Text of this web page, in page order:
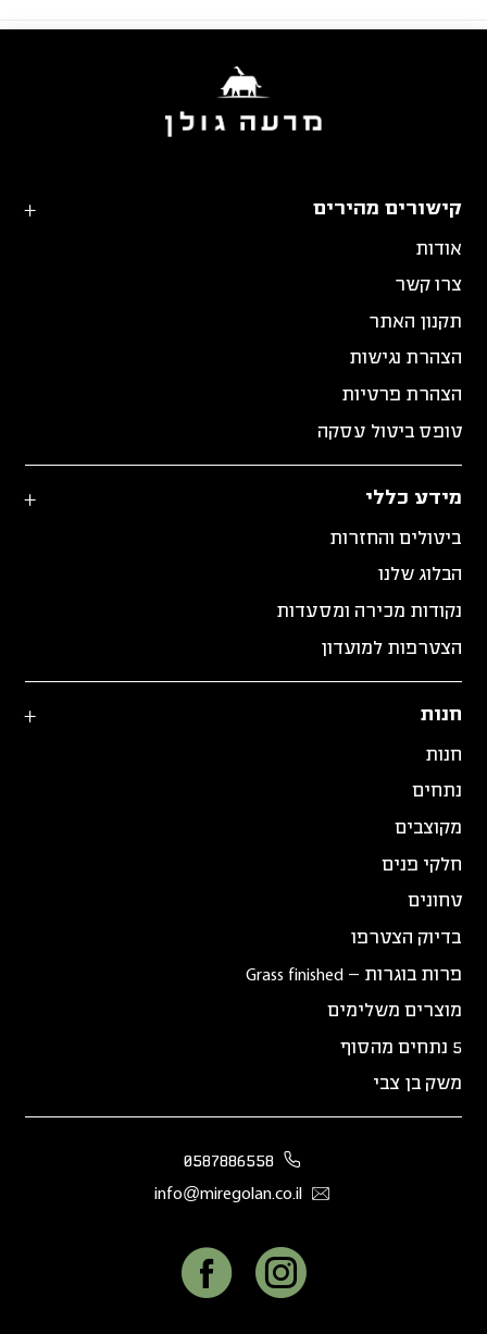
קישורים מהירים
אודות
צרו קשר
תקנון האתר
הצהרת נגישות
הצהרת פרטיות
טופס ביטול עסקה
מידע כללי
ביטולים והחזרות
הבלוג שלנו
נקודות מכירה ומסעדות
הצטרפות למועדון
חנות
חנות
נתחים
מקוצבים
חלקי פנים
טחונים
בדיוק הצטרפו
פרות בוגרות – Grass finished
מוצרים משלימים
5 נתחים מהסוף
משק בן צבי
0587886558
info@miregolan.co.il